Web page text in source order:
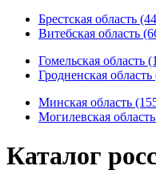
Брестская область
Витебская область
Гомельская область
Гродненская область
Минская область
Могилевская
Каталог